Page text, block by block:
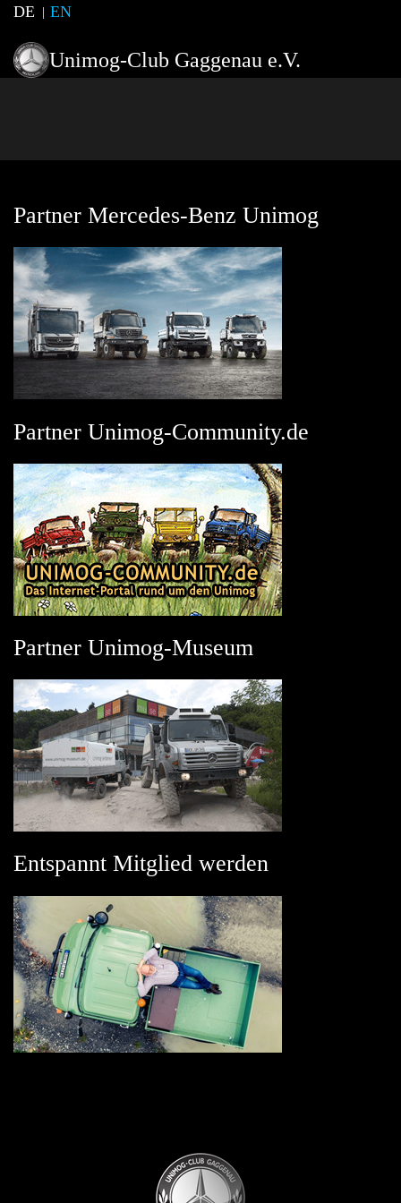
DE EN
Unimog-Club Gaggenau e.V.
Partner Mercedes-Benz Unimog
Partner Unimog-Community.de
Partner Unimog-Museum
Entspannt Mitglied werden